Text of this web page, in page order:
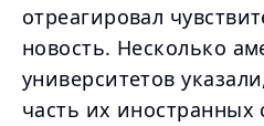
отреагировал
новость. Несколько
университетов
часть их иностранных